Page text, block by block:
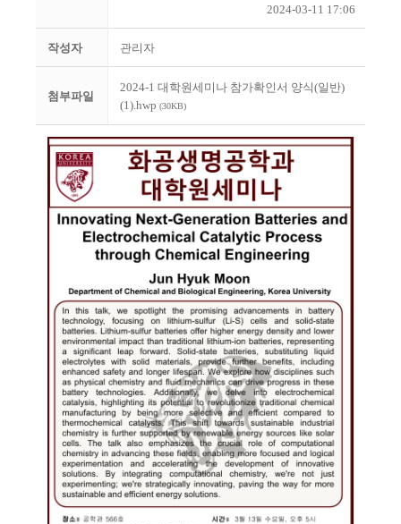
2024-03-11 17:06
작성자 관리자
첨부파일
2024-1 대학원세미나 참가확인서 양식(일반)
(1).hwp (30KB)